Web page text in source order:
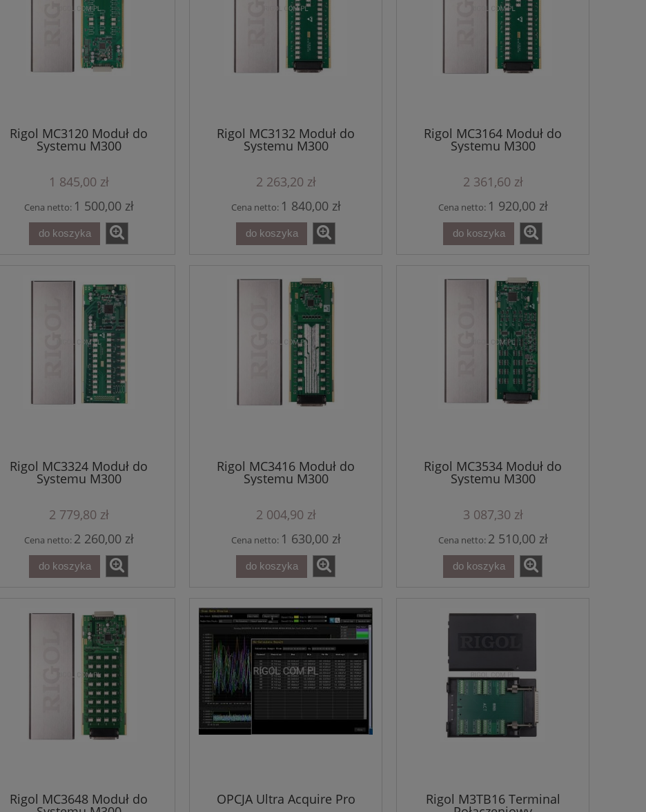
Analizator Widma RIGOL
RSA5065N 6,5GHz
34 350,21 zł
Cena regularna:38 166,90 zł
Najniższa cena:36 125,10 zł
do koszyka
Rigol MC3120 Moduł do
Systemu M300
1 845,00 zł
Cena netto: 1 500,00 zł
do koszyka
Rigol MC3132 Moduł do
Systemu M300
2 263,20 zł
Cena netto: 1 840,00 zł
do koszyka
Rigol MC3164 Moduł do
Systemu M300
2 361,60 zł
Cena netto: 1 920,00 zł
do koszyka
Rigol MC3324 Moduł do
Systemu M300
2 779,80 zł
Cena netto: 2 260,00 zł
do koszyka
Rigol MC3416 Moduł do
Systemu M300
2 004,90 zł
Cena netto: 1 630,00 zł
do koszyka
Rigol MC3534 Moduł do
Systemu M300
3 087,30 zł
Cena netto: 2 510,00 zł
do koszyka
Rigol MC3648 Moduł do OPCJA Ultra Acquire Pro Rigol M3TB16 Terminal